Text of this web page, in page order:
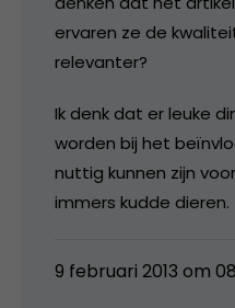
ervaren ze de
relevanter?
Ik denk dat er leuke
worden bij het
nuttig kunnen zijn
immers kudde dieren.
9 februari 2013 om